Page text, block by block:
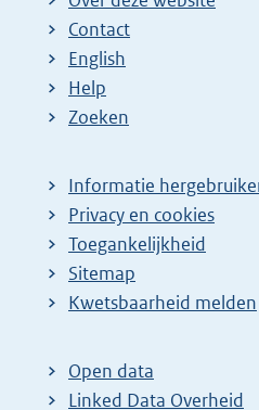
Contact
English
Help
Zoeken
Informatie
Privacy en cookies
Toegankelijkheid
Sitemap
E
t
e
Kwetsbaarheid melden
Open data
Linked Data Overheid